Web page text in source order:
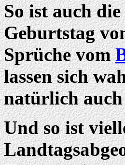
So ist auch
Geburtstag
Sprüche vom
lassen sich
natürlich auch
Und so ist